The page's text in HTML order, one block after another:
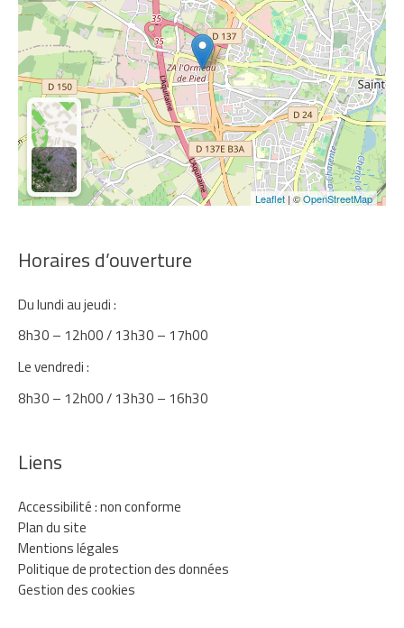
Leaflet | ©OpenStreetMap
Horaires d’ouverture
Du lundi au jeudi :
8h30 – 12h00 / 13h30 – 17h00
Le vendredi :
8h30 – 12h00 / 13h30 – 16h30
Liens
Accessibilité : non conforme
Plan du site
Mentions légales
Politique de protection des données
Gestion des cookies